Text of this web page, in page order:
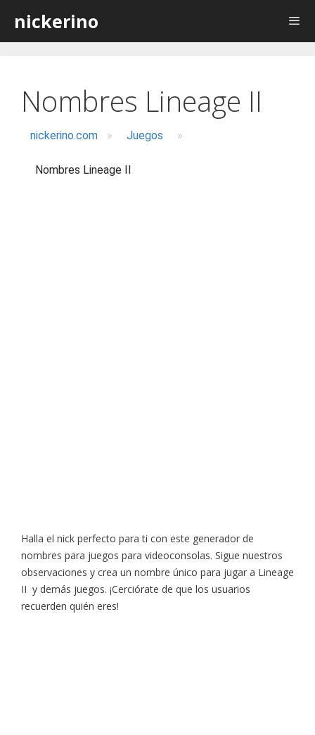
contenido
nickerino
Nombres Lineage II
nickerino.com » Juegos »
Nombres Lineage II
Halla el nick perfecto para ti con este generador de
nombres para juegos para videoconsolas. Sigue nuestros
observaciones y crea un nombre único para jugar a Lineage
II y demás juegos. ¡Cerciórate de que los usuarios
recuerden quién eres!